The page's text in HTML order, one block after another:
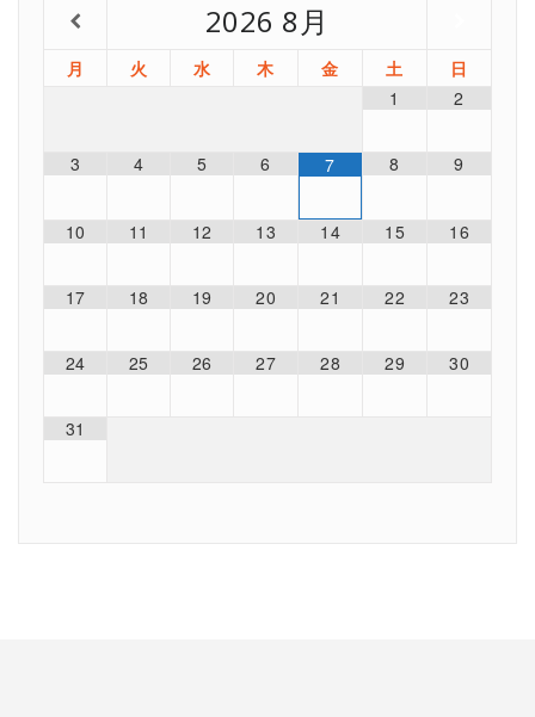
2026 8月
月 火 水 木 金 土
日
1
2
3 4 5 6 7 8 9
10 11 12 13 14 15 16
17 18 19 20 21 22 23
24 25 26 27 28 29 30
31